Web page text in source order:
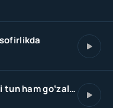
xotiralar bo‘lmasa edi tun ham go‘zal bo‘lar aslida